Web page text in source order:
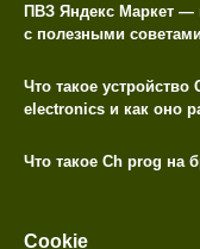
ПВЗ Яндекс Маркет —
с полезными
Что такое
electronics и как оно
Что такое Ch prog на
Cookie